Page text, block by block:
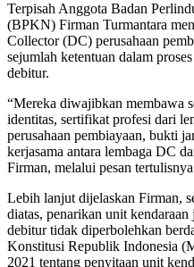
Terpisah Anggota Badan
(BPKN) Firman Turmantara
Collector (DC) perusahaan
sejumlah ketentuan dalam
debitur.
“Mereka diwajibkan membawa
identitas, sertifikat profesi dari
perusahaan pembiayaan, bukti
kerjasama antara lembaga DC
Firman, melalui pesan
Lebih lanjut dijelaskan Firman,
diatas, penarikan unit
debitur tidak diperbolehkan
Konstitusi Republik Indonesia
2021 tentang penyitaan unit